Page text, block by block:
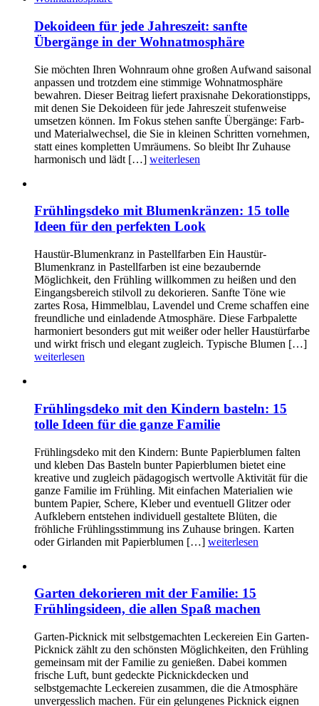
Dekoideen für jede Jahreszeit: sanfte
Übergänge in der Wohnatmosphäre
Sie möchten Ihren Wohnraum ohne großen Aufwand saisonal
anpassen und trotzdem eine stimmige Wohnatmosphäre
bewahren. Dieser Beitrag liefert praxisnahe Dekorationstipps,
mit denen Sie Dekoideen für jede Jahreszeit stufenweise
umsetzen können. Im Fokus stehen sanfte Übergänge: Farb-
und Materialwechsel, die Sie in kleinen Schritten vornehmen,
statt eines kompletten Umräumens. So bleibt Ihr Zuhause
harmonisch und lädt […] weiterlesen
Frühlingsdeko mit Blumenkränzen: 15 tolle
Ideen für den perfekten Look
Haustür-Blumenkranz in Pastellfarben Ein Haustür-
Blumenkranz in Pastellfarben ist eine bezaubernde
Möglichkeit, den Frühling willkommen zu heißen und den
Eingangsbereich stilvoll zu dekorieren. Sanfte Töne wie
zartes Rosa, Himmelblau, Lavendel und Creme schaffen eine
freundliche und einladende Atmosphäre. Diese Farbpalette
harmoniert besonders gut mit weißer oder heller Haustürfarbe
und wirkt frisch und elegant zugleich. Typische Blumen […]
weiterlesen
Frühlingsdeko mit den Kindern basteln: 15
tolle Ideen für die ganze Familie
Frühlingsdeko mit den Kindern: Bunte Papierblumen falten
und kleben Das Basteln bunter Papierblumen bietet eine
kreative und zugleich pädagogisch wertvolle Aktivität für die
ganze Familie im Frühling. Mit einfachen Materialien wie
buntem Papier, Schere, Kleber und eventuell Glitzer oder
Aufklebern entstehen individuell gestaltete Blüten, die
fröhliche Frühlingsstimmung ins Zuhause bringen. Karten
oder Girlanden mit Papierblumen […] weiterlesen
Garten dekorieren mit der Familie: 15
Frühlingsideen, die allen Spaß machen
Garten-Picknick mit selbstgemachten Leckereien Ein Garten-
Picknick zählt zu den schönsten Möglichkeiten, den Frühling
gemeinsam mit der Familie zu genießen. Dabei kommen
frische Luft, bunt gedeckte Picknickdecken und
selbstgemachte Leckereien zusammen, die die Atmosphäre
unvergesslich machen. Für ein gelungenes Picknick eignen